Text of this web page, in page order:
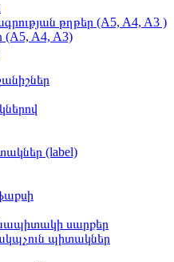
թղթեր (A5, A4, A3 )
(A5, A4, A3)
(label)
սարքեր
պիտակներ